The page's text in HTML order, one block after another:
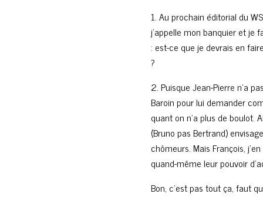
1. Au prochain éditorial du
j’appelle mon banquier et je
: est-ce que je devrais en
?
2. Puisque Jean-Pierre n’a
Baroin pour lui demander
quant on n’a plus de boulot.
(Bruno pas Bertrand)
chômeurs. Mais François,
quand-même leur pouvoir
Bon, c’est pas tout ça, faut